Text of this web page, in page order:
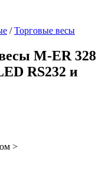
/Торговые весы
M-ER 328
RS232 и
>